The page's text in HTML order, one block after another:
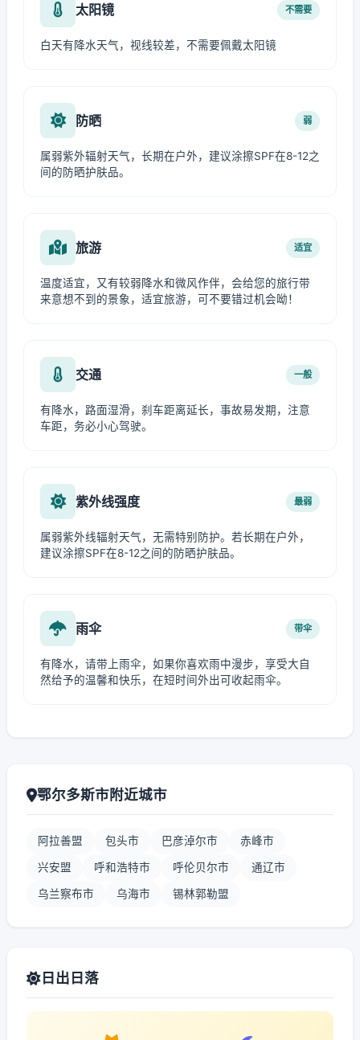
太阳镜 不需要
白天有降水天气，视线较差，不需要佩戴太阳镜
防晒 弱
属弱紫外辐射天气，长期在户外，建议涂擦SPF在8-12之
间的防晒护肤品。
旅游 适宜
温度适宜，又有较弱降水和微风作伴，会给您的旅行带
来意想不到的景象，适宜旅游，可不要错过机会呦！
交通 一般
有降水，路面湿滑，刹车距离延长，事故易发期，注意
车距，务必小心驾驶。
紫外线强度 最弱
属弱紫外线辐射天气，无需特别防护。若长期在户外，
建议涂擦SPF在8-12之间的防晒护肤品。
雨伞 带伞
有降水，请带上雨伞，如果你喜欢雨中漫步，享受大自
然给予的温馨和快乐，在短时间外出可收起雨伞。
鄂尔多斯市附近城市
阿拉善盟 包头市 巴彦淖尔市 赤峰市
兴安盟 呼和浩特市 呼伦贝尔市 通辽市
乌兰察布市 乌海市 锡林郭勒盟
日出日落